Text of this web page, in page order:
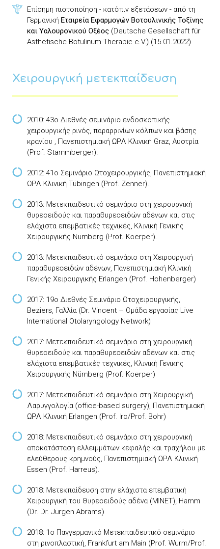
Επίσημη πιστοποίηση - κατόπιν εξετάσεων - από τη
Γερμανική Εταιρεία Εφαρμογών Βοτουλινικής Τοξίνης
και Υαλουρονικού Οξέος (Deutsche Gesellschaft für
Ästhetische Botulinum-Therapie e.V.) (15.01.2022)
Χειρουργική μετεκπαίδευση
2010: 43ο Διεθνές σεμινάριο ενδοσκοπικής
χειρουργικής ρινός, παραρρινίων κόλπων και βάσης
κρανίου , Πανεπιστημιακή ΩΡΛ Κλινική Graz, Αυστρία
(Prof. Stammberger).
2012: 41ο Σεμινάριο Ωτοχειρουργικής, Πανεπιστημιακή
ΩΡΛ Κλινική Tübingen (Prof. Zenner).
2013: Μετεκπαιδευτικό σεμινάριο στη χειρουργική
θυρεοειδούς και παραθυρεοειδών αδένων και στις
ελάχιστα επεμβατικές τεχνικές, Κλινική Γενικής
Χειρουργικής Nürnberg (Prof. Koerper).
2013: Μετεκπαιδευτικό σεμινάριο στη Χειρουργική
παραθυρεοειδών αδένων, Πανεπιστημιακή Κλινική
Γενικής Χειρουργικής Erlangen (Prof. Hohenberger)
2017: 19ο Διεθνές Σεμινάριο Ωτοχειρουργικής,
Beziers, Γαλλία (Dr. Vincent – Ομάδα εργασίας Live
International Otolaryngology Network)
2017: Μετεκπαιδευτικό σεμινάριο στη χειρουργική
θυρεοειδούς και παραθυρεοειδών αδένων και στις
ελάχιστα επεμβατικές τεχνικές, Κλινική Γενικής
Χειρουργικής Nürnberg (Prof. Koerper)
2017: Μετεκπαιδευτικό σεμινάριο στη Χειρουργική
Λαρυγγολογία (office-based surgery), Πανεπιστημιακή
ΩΡΛ Κλινική Erlangen (Prof. Iro/Prof. Bohr)
2018: Μετεκπαιδευτικό σεμινάριο στη χειρουργική
αποκατάσταση ελλειμμάτων κεφαλής και τραχήλου με
ελεύθερους κρημνούς, Πανεπιστημιακή ΩΡΛ Κλινική
Essen (Prof. Harreus).
2018: Μετεκπαίδευση στην ελάχιστα επεμβατική
Χειρουργική του Θυρεοειδούς αδένα (MINET), Hamm
(Dr. Dr. Jürgen Abrams)
2018: 1ο Παγγερμανικό Μετεκπαιδευτικό σεμινάριο
στη ρινοπλαστική, Frankfurt am Μain (Prof. Wurm/Prof.